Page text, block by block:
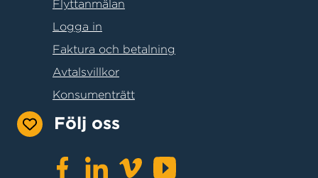
Flyttanmälan
Logga in
Faktura och betalning
Avtalsvillkor
Konsumenträtt
Följ oss